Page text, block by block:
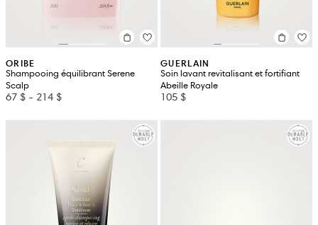
ORIBE
Shampooing équilibrant Serene
Scalp
67 $ - 214 $
GUERLAIN
Soin lavant revitalisant et fortifiant
Abeille Royale
105 $